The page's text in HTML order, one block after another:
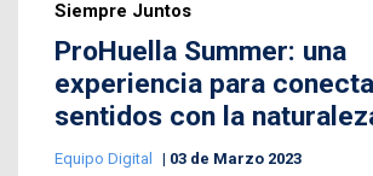
Siempre Juntos
ProHuella Summer: una
experiencia para
sentidos con la
Equipo Digital 03 de Marzo 2023